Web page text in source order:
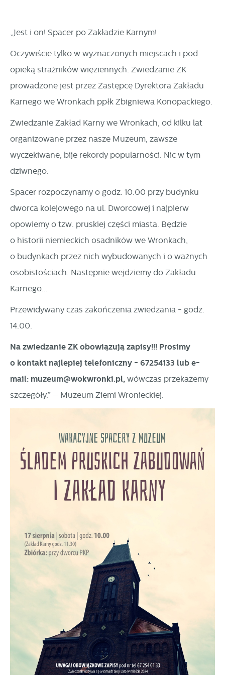
„Jest i on! Spacer po Zakładzie Karnym!
Oczywiście tylko w wyznaczonych miejscach i pod
opieką strażników więziennych. Zwiedzanie ZK
prowadzone jest przez Zastępcę Dyrektora Zakładu
Karnego we Wronkach ppłk Zbigniewa Konopackiego.
Zwiedzanie Zakład Karny we Wronkach, od kilku lat
organizowane przez nasze Muzeum, zawsze
wyczekiwane, bije rekordy popularności. Nic w tym
dziwnego.
Spacer rozpoczynamy o godz. 10.00 przy budynku
dworca kolejowego na ul. Dworcowej i najpierw
opowiemy o tzw. pruskiej części miasta. Będzie
o historii niemieckich osadników we Wronkach,
o budynkach przez nich wybudowanych i o ważnych
osobistościach. Następnie wejdziemy do Zakładu
Karnego...
Przewidywany czas zakończenia zwiedzania - godz.
14.00.
Na zwiedzanie ZK obowiązują zapisy!!! Prosimy
o kontakt najlepiej telefoniczny - 67254133 lub e-
mail: muzeum@wokwronki.pl, wówczas przekażemy
szczegóły.” – Muzeum Ziemi Wronieckiej.
formie zanonimizowanej. Wyrażenie zgody na analityczne
partnerów.
Promocyjne pliki cookies służą do prezentowania Ci naszych
komunikatów na podstawie analizy Twoich upodobań oraz
stronach podmiotów trzecich lub firm będących naszymi
partnerami oraz innych dostawców usług. Firmy te działają
w charakterze pośredników prezentujących nasze treści w
Więcej